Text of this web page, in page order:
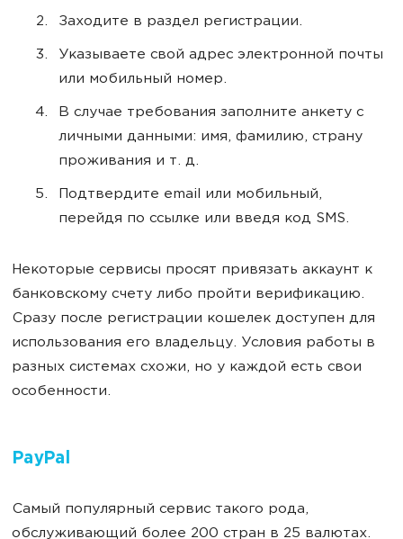
Заходите в раздел регистрации.
Указываете свой адрес электронной почты
или мобильный номер.
В случае требования заполните анкету с
личными данными: имя, фамилию, страну
проживания и т. д.
Подтвердите email или мобильный,
перейдя по ссылке или введя код SMS.
Некоторые сервисы просят привязать аккаунт к
банковскому счету либо пройти верификацию.
Сразу после регистрации кошелек доступен для
использования его владельцу. Условия работы в
разных системах схожи, но у каждой есть свои
особенности.
PayPal
Самый популярный сервис такого рода,
обслуживающий более 200 стран в 25 валютах.